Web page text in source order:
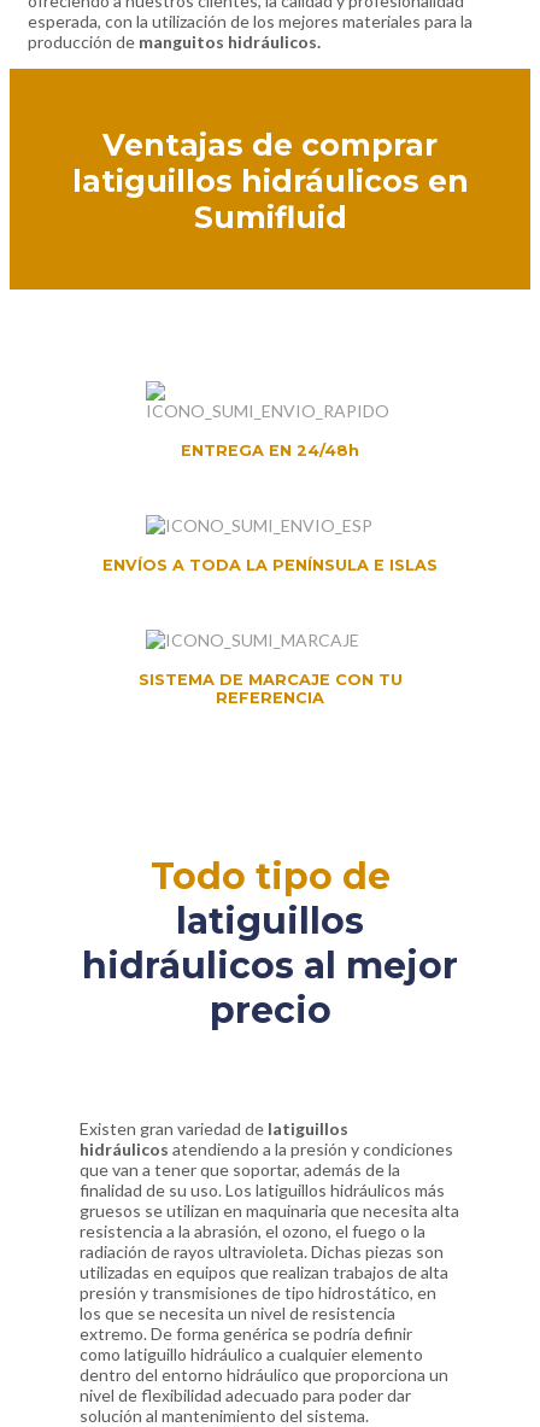
esperada, con la utilización de los mejores materiales para la
producción de manguitos hidráulicos.
Ventajas de comprar
latiguillos hidráulicos en
Sumifluid
ENTREGA EN 24/48h
ENVÍOS A TODA LA PENÍNSULA E ISLAS
SISTEMA DE MARCAJE CON TU
REFERENCIA
Todo tipo de
latiguillos
hidráulicos al mejor
precio
Existen gran variedad de latiguillos
hidráulicos atendiendo a la presión y condiciones
que van a tener que soportar, además de la
finalidad de su uso. Los latiguillos hidráulicos más
gruesos se utilizan en maquinaria que necesita alta
resistencia a la abrasión, el ozono, el fuego o la
radiación de rayos ultravioleta. Dichas piezas son
utilizadas en equipos que realizan trabajos de alta
presión y transmisiones de tipo hidrostático, en
los que se necesita un nivel de resistencia
extremo. De forma genérica se podría definir
como latiguillo hidráulico a cualquier elemento
dentro del entorno hidráulico que proporciona un
nivel de flexibilidad adecuado para poder dar
solución al mantenimiento del sistema.